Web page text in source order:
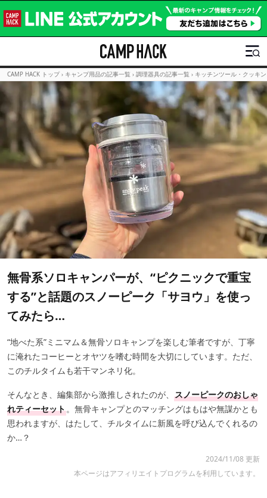
CAMP HACK トップ › キャンプ用品の記事一覧 › 調理器具の記事一覧 › キッチンツール・クッキ
無骨系ソロキャンパーが、“ピクニックで重宝
する”と話題のスノーピーク「サヨウ」を使っ
てみたら…
“地べた系”ミニマム＆無骨ソロキャンプを楽しむ筆者ですが、丁寧
に淹れたコーヒーとオヤツを嗜む時間を大切にしています。ただ、
このチルタイムも若干マンネリ化。
そんなとき、編集部から激推しされたのが、 スノーピークのおしゃ
れティーセット。無骨キャンプとのマッチングはもはや無謀かとも
思われますが、はたして、チルタイムに新風を呼び込んでくれるの
か…？
2024/11/08 更新
本ページはアフィリエイトプログラムを利用しています。